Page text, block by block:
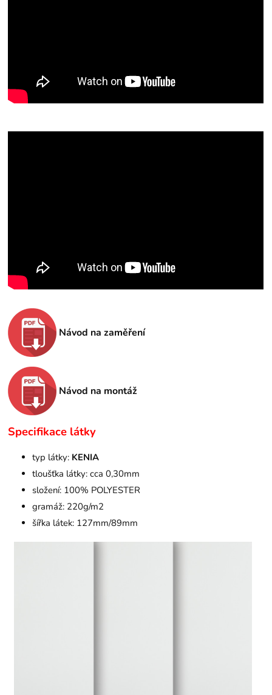
Návod na zaměření
Návod na montáž
Specifikace látky
typ látky: KENIA
tloušťka látky: cca 0,30mm
složení: 100% POLYESTER
gramáž: 220g/m2
šířka látek: 127mm/89mm